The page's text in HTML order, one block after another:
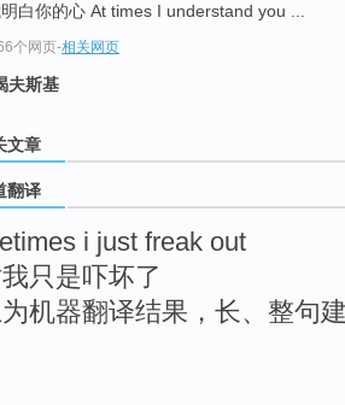
白你的心 At times I understand you ...
个网页-相关网页
夫斯基
文章
翻译
i just freak out
只是吓坏了
为机器翻译结果，长、整句